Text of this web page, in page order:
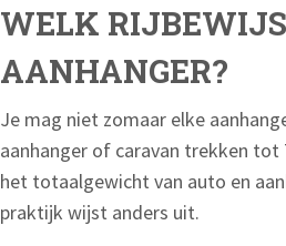
WELK
AANHANGER?
Je mag niet zomaar elke
aanhanger of caravan trekken
het totaalgewicht van auto en
praktijk wijst anders uit.